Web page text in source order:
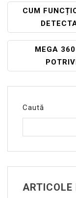
Navigare
În
Articole
CUM
MEGA
Caută
ARTICOLE